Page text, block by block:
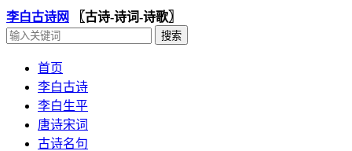
李白古诗网 〖古诗-诗词-诗歌〗
首页
李白古诗
李白生平
唐诗宋词
古诗名句